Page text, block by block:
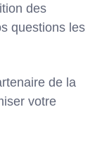
des
questions les
de la
votre